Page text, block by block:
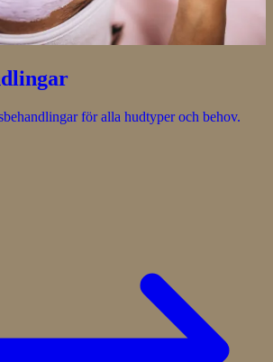
för alla hudtyper och behov.